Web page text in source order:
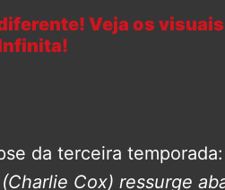
Veja os
da terceira temporada:
Cox) ressurge